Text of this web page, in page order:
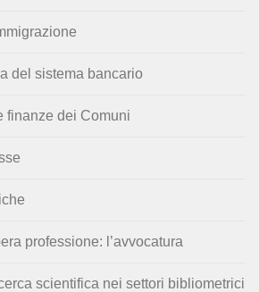
del sistema bancario
finanze dei Comuni
professione: l’avvocatura
scientifica nei settori bibliometrici